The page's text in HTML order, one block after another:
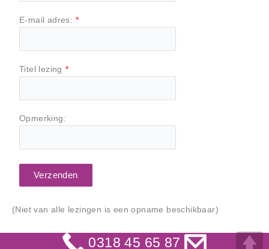
E-mail adres: *
Titel lezing *
Opmerking:
Verzenden
(Niet van alle lezingen is een opname beschikbaar)
0318 45 65 87